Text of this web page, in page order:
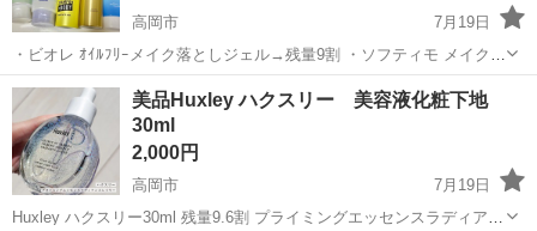
高岡市
7月19日
・ビオレ ｵｲﾙﾌﾘｰメイク落としジェル→残量9割 ・ソフティモ メイク落
としジェル→残量9割 ・ダイアン ドライシャンプー髪体用 SPF35 グ
レープフルーツ&ペパーミントの香り→残量7割 ・KOSE サンカット
UV...
富山 高岡市 スキンケア 日焼け止め
美品Huxley ハクスリー 美容液化粧下地
30ml
2,000円
高岡市
7月19日
Huxley ハクスリー30ml 残量9.6割 プライミングエッセンスラディアン